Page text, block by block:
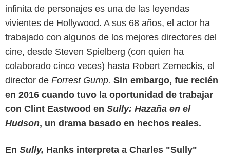
infinita de personajes es una de las leyendas
vivientes de Hollywood. A sus 68 años, el actor ha
trabajado con algunos de los mejores directores del
cine, desde Steven Spielberg (con quien ha
colaborado cinco veces) hasta Robert Zemeckis, el
director de Forrest Gump. Sin embargo, fue recién
en 2016 cuando tuvo la oportunidad de trabajar
con Clint Eastwood en Sully: Hazaña en el
Hudson, un drama basado en hechos reales.
En Sully, Hanks interpreta a Charles "Sully"